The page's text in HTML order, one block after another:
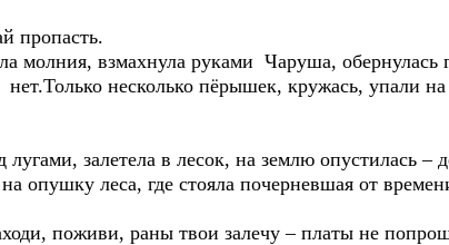
пропасть.
молния, взмахнула руками Чаруша,
несколько пёрышек, кружась, упали
залетела в лесок, на землю опустилась –
опушку леса, где стояла почерневшая от
поживи, раны твои залечу – платы не